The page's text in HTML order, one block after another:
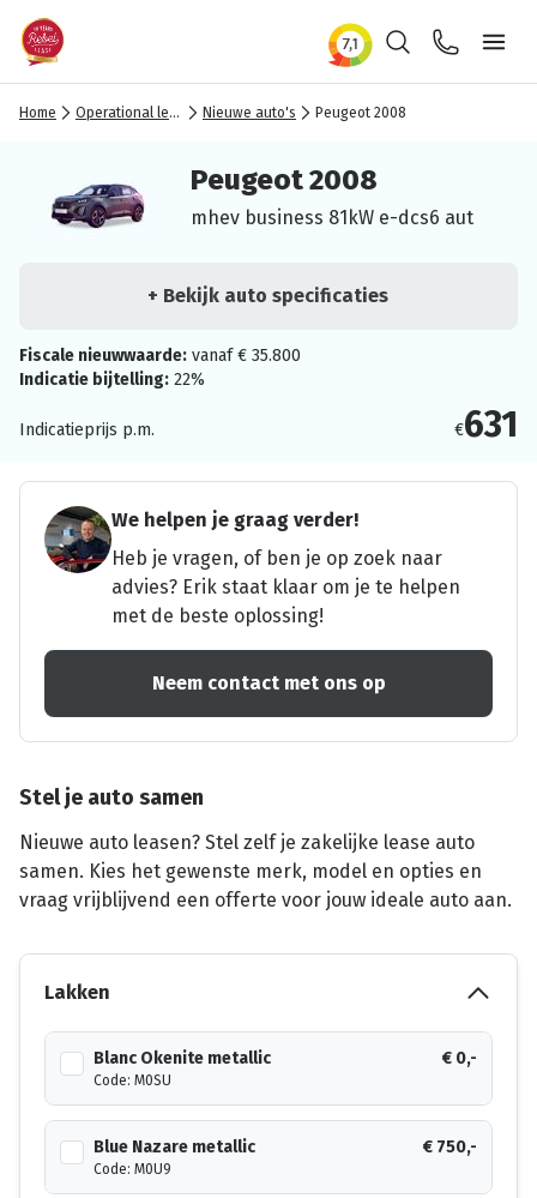
ZoekenContact
Home Operational lease Nieuwe auto's Peugeot 2008
Peugeot 2008
mhev business 81kW e-dcs6 aut
+ Bekijk auto specificaties
Fiscale nieuwwaarde: vanaf € 35.800
Indicatie bijtelling: 22%
Indicatieprijs p.m. €631
We helpen je graag verder!
Heb je vragen, of ben je op zoek naar
advies? Erik staat klaar om je te helpen
met de beste oplossing!
Neem contact met ons op
Stel je auto samen
Nieuwe auto leasen? Stel zelf je zakelijke lease auto
samen. Kies het gewenste merk, model en opties en
vraag vrijblijvend een offerte voor jouw ideale auto aan.
Lakken
Blanc Okenite metallic
Code: M0SU
€ 0,-
Blue Nazare metallic
Code: M0U9
€ 750,-